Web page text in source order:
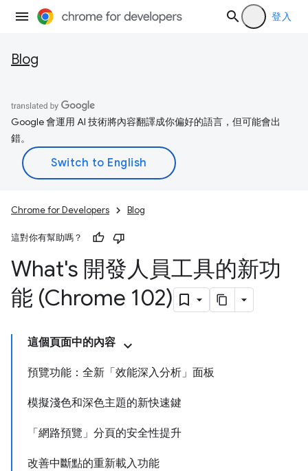
登入
Blog
Google 會運用 AI 技術將內容翻譯成你偏好的語言，但可能會出
錯。
Chrome for Developers Blog
這對你有幫助嗎？
What's 開發人員工具的新功
能 (Chrome 102)
這個頁面中的內容
預覽功能：全新「效能深入分析」面板
模擬淺色和深色主題的新快速鍵
「網路預覽」分頁的安全性提升
改善中斷點的重新載入功能